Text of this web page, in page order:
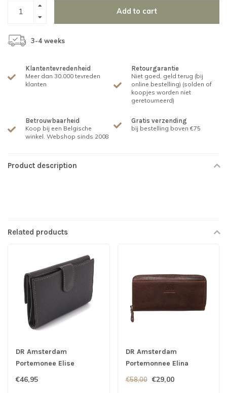
Add to cart
3-4 weeks
Klantentevredenheid
Meer dan 30.000 tevreden
klanten
Retourgarantie
Niet goed, geld terug (bij
online bestelling) (solden of
koopjes worden niet
geretourneerd)
Betrouwbaarheid
Koop bij een Belgische
winkel. Webshop sinds 2008
Gratis verzending
bij bestelling boven €75
Product description
Related products
DR Amsterdam
Portemonee Elise
Anthracite
€46,95
DR Amsterdam
Portemonnee Elina
Brown
€58,00 €29,00